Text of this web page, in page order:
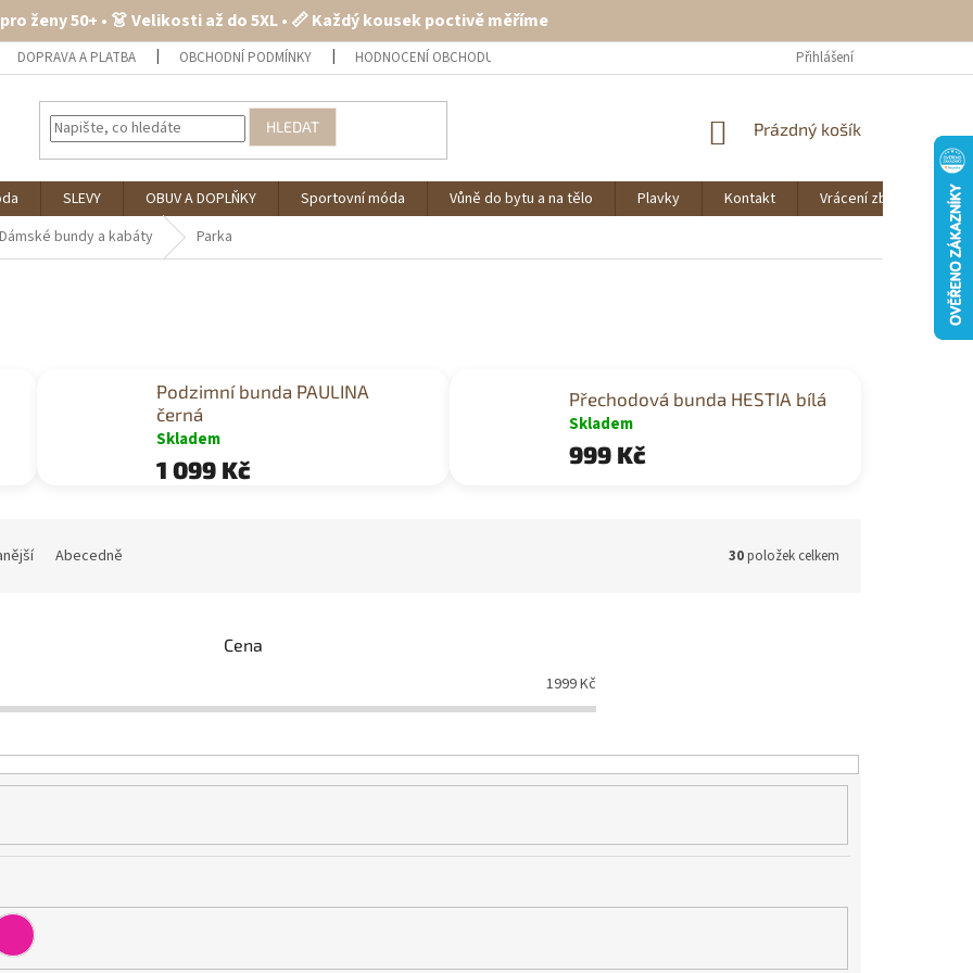
ženy 50+ • 👗 Velikosti až do 5XL • 📏 Každý kousek poctivě měříme
DOPRAVA A PLATBA OBCHODNÍ PODMÍNKY HODNOCENÍ OBCHODU Přihlášení
HLEDAT
NÁKUPNÍ
Prázdný košík
SLEVY OBUV A DOPLŇKY Sportovní móda Vůně do bytu a na tělo Plavky Kontakt Vrácení zboží
O
Dámské bundy a kabáty Parka
Podzimní bunda PAULINA
černá
Skladem
1 099 Kč
Přechodová bunda HESTIA bílá
Skladem
999 Kč
Abecedně 30položek celkem
Cena
1999Kč